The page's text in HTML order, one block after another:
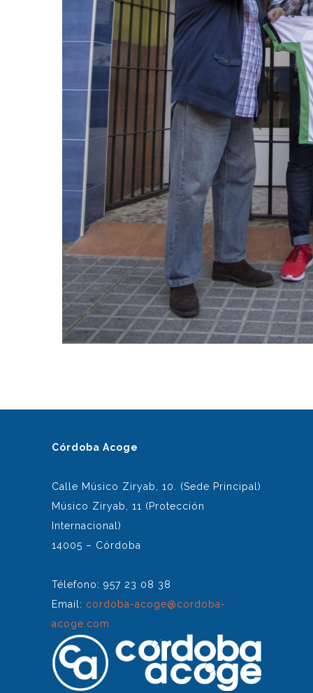
Córdoba Acoge
Calle Músico Ziryab, 10. (Sede Principal)
Músico Ziryab, 11 (Protección
Internacional)
14005 – Córdoba
Télefono: 957 23 08 38
Email: cordoba-acoge@cordoba-
acoge.com